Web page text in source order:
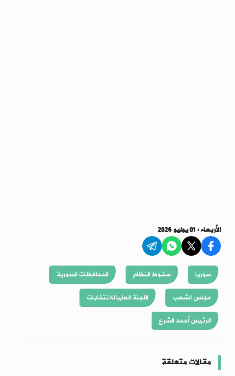
الأربعاء : 01 يوليو 2026
سوريا سقوط النظام
المحافظات السورية
مجلس الشعب
اللجنة العليا للانتخابات
الرئيس أحمد الشرع
مقالات متعلقة